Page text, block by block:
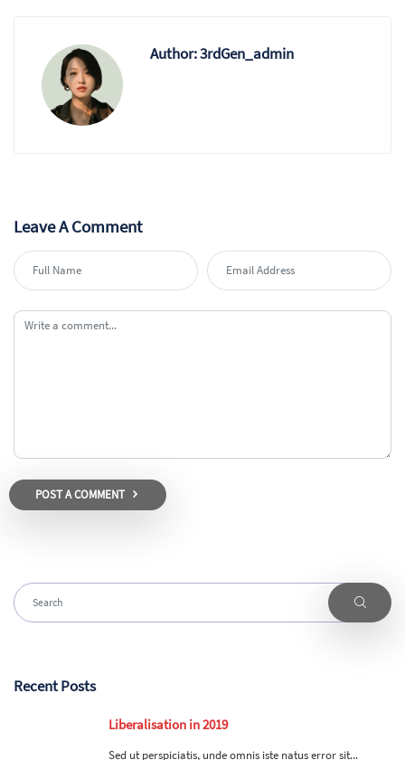
Author:3rdGen_admin
Leave A Comment
POST A COMMENT
Recent Posts
Liberalisation in 2019
Sed ut perspiciatis, unde omnis iste natus error sit...